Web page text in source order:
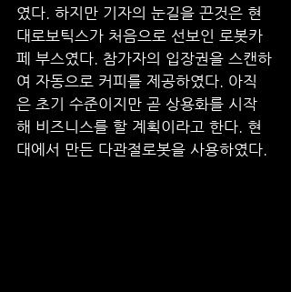
였다. 하지만 기자의 눈길을 끈것은 현
대로보틱스가 처음으로 선보인 로봇카
페 부스였다. 참가자의 입장권을 스캔하
여 자동으로 커피를 제공하였다. 아직
은 초기 수준이지만 곧 상용화를 시작
해 비즈니스를 할 계획이라고 한다. 현
대에서 만든 다관절로봇을 사용하였다.